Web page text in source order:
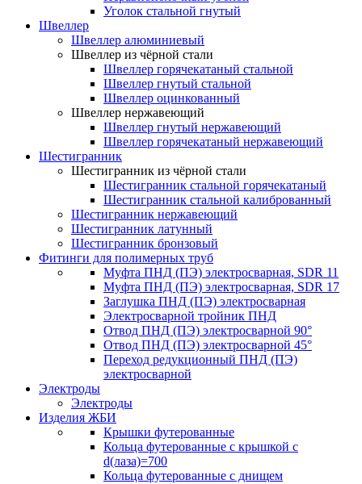
Уголок стальной гнутый
Швеллер
Швеллер алюминиевый
Швеллер из чёрной стали
Швеллер горячекатаный стальной
Швеллер гнутый стальной
Швеллер оцинкованный
Швеллер нержавеющий
Швеллер гнутый нержавеющий
Швеллер горячекатаный нержавеющий
Шестигранник
Шестигранник из чёрной стали
Шестигранник стальной горячекатаный
Шестигранник стальной калиброванный
Шестигранник нержавеющий
Шестигранник латунный
Шестигранник бронзовый
Фитинги для полимерных труб
Муфта ПНД (ПЭ) электросварная, SDR 11
Муфта ПНД (ПЭ) электросварная, SDR 17
Заглушка ПНД (ПЭ) электросварная
Электросварной тройник ПНД
Отвод ПНД (ПЭ) электросварной 90°
Отвод ПНД (ПЭ) электросварной 45°
Переход редукционный ПНД (ПЭ)
электросварной
Электроды
Электроды
Изделия ЖБИ
Крышки футерованные
Кольца футерованные с крышкой с
d(лаза)=700
Кольца футерованные с днищем